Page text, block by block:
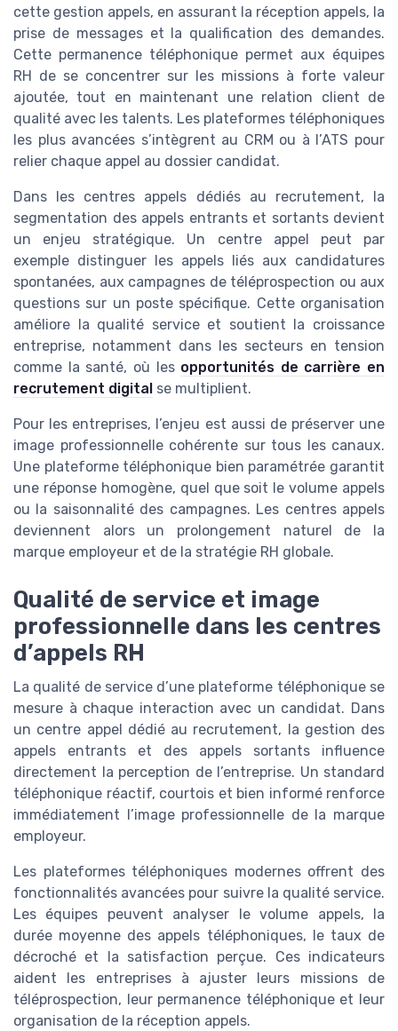
cette gestion appels, en assurant la réception appels, la
prise de messages et la qualification des demandes.
Cette permanence téléphonique permet aux équipes
RH de se concentrer sur les missions à forte valeur
ajoutée, tout en maintenant une relation client de
qualité avec les talents. Les plateformes téléphoniques
les plus avancées s’intègrent au CRM ou à l’ATS pour
relier chaque appel au dossier candidat.
Dans les centres appels dédiés au recrutement, la
segmentation des appels entrants et sortants devient
un enjeu stratégique. Un centre appel peut par
exemple distinguer les appels liés aux candidatures
spontanées, aux campagnes de téléprospection ou aux
questions sur un poste spécifique. Cette organisation
améliore la qualité service et soutient la croissance
entreprise, notamment dans les secteurs en tension
comme la santé, où les opportunités de carrière en
recrutement digital se multiplient.
Pour les entreprises, l’enjeu est aussi de préserver une
image professionnelle cohérente sur tous les canaux.
Une plateforme téléphonique bien paramétrée garantit
une réponse homogène, quel que soit le volume appels
ou la saisonnalité des campagnes. Les centres appels
deviennent alors un prolongement naturel de la
marque employeur et de la stratégie RH globale.
Qualité de service et image
professionnelle dans les centres
d’appels RH
La qualité de service d’une plateforme téléphonique se
mesure à chaque interaction avec un candidat. Dans
un centre appel dédié au recrutement, la gestion des
appels entrants et des appels sortants influence
directement la perception de l’entreprise. Un standard
téléphonique réactif, courtois et bien informé renforce
immédiatement l’image professionnelle de la marque
employeur.
Les plateformes téléphoniques modernes offrent des
fonctionnalités avancées pour suivre la qualité service.
Les équipes peuvent analyser le volume appels, la
durée moyenne des appels téléphoniques, le taux de
décroché et la satisfaction perçue. Ces indicateurs
aident les entreprises à ajuster leurs missions de
téléprospection, leur permanence téléphonique et leur
organisation de la réception appels.